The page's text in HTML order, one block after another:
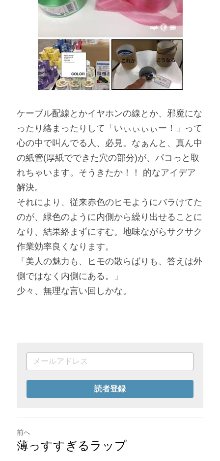
ケーブル配線とかイヤホンの線とか、邪魔にな
ったり絡まったりして「いぃぃぃぃー！」って
心の中で叫んでる人、必見。なぁんと、真ん中
の紙管(厚紙でできた穴の部分)が、パコっと取
れちゃいます。そうきたか！！ 的なアイデア
解決。
それにより、従来赤色のヒモようにバラけてた
のが、緑色のように内側から繰り出せることに
なり、結果絡まずにすむ。地味ながらサクサク
作業効率良くなります。
「美人の魅力も、ヒモの散らばりも、答えは外
側ではなく内側にある。」
少々、無理な言い回しかな。
読者登録
前へ
薄っすすぎるラップ